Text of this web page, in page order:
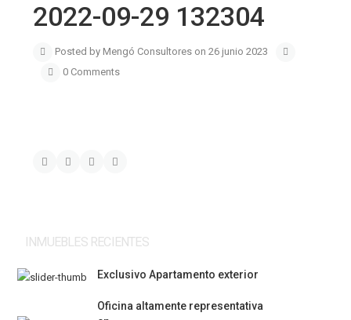
2022-09-29 132304
Posted by Mengó Consultores on 26 junio 2023
0 Comments
INMUEBLES RECIENTES
Exclusivo Apartamento exterior
Oficina altamente representativa